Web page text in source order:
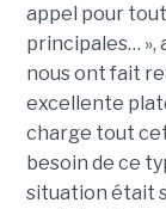
appel pour
principales… »,
nous ont fait
excellente
charge tout
besoin de ce
situation était